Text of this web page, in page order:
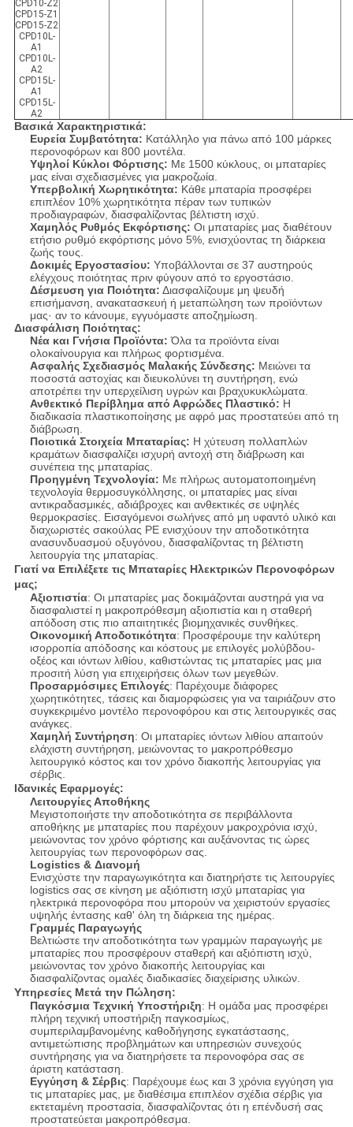
CPD10-Z2
CPD15-Z1
CPD15-Z2
CPD10L-
A1
CPD10L-
A2
CPD15L-
A1
CPD15L-
A2
Βασικά Χαρακτηριστικά:
Ευρεία Συμβατότητα: Κατάλληλο για πάνω από 100 μάρκες
περονοφόρων και 800 μοντέλα.
Υψηλοί Κύκλοι Φόρτισης: Με 1500 κύκλους, οι μπαταρίες
μας είναι σχεδιασμένες για μακροζωία.
Υπερβολική Χωρητικότητα: Κάθε μπαταρία προσφέρει
επιπλέον 10% χωρητικότητα πέραν των τυπικών
προδιαγραφών, διασφαλίζοντας βέλτιστη ισχύ.
Χαμηλός Ρυθμός Εκφόρτισης: Οι μπαταρίες μας διαθέτουν
ετήσιο ρυθμό εκφόρτισης μόνο 5%, ενισχύοντας τη διάρκεια
ζωής τους.
Δοκιμές Εργοστασίου: Υποβάλλονται σε 37 αυστηρούς
ελέγχους ποιότητας πριν φύγουν από το εργοστάσιο.
Δέσμευση για Ποιότητα: Διασφαλίζουμε μη ψευδή
επισήμανση, ανακατασκευή ή μεταπώληση των προϊόντων
μας· αν το κάνουμε, εγγυόμαστε αποζημίωση.
Διασφάλιση Ποιότητας:
Νέα και Γνήσια Προϊόντα: Όλα τα προϊόντα είναι
ολοκαίνουργια και πλήρως φορτισμένα.
Ασφαλής Σχεδιασμός Μαλακής Σύνδεσης: Μειώνει τα
ποσοστά αστοχίας και διευκολύνει τη συντήρηση, ενώ
αποτρέπει την υπερχείλιση υγρών και βραχυκυκλώματα.
Ανθεκτικό Περίβλημα από Αφρώδες Πλαστικό: Η
διαδικασία πλαστικοποίησης με αφρό μας προστατεύει από τη
διάβρωση.
Ποιοτικά Στοιχεία Μπαταρίας: Η χύτευση πολλαπλών
κραμάτων διασφαλίζει ισχυρή αντοχή στη διάβρωση και
συνέπεια της μπαταρίας.
Προηγμένη Τεχνολογία: Με πλήρως αυτοματοποιημένη
τεχνολογία θερμοσυγκόλλησης, οι μπαταρίες μας είναι
αντικραδασμικές, αδιάβροχες και ανθεκτικές σε υψηλές
θερμοκρασίες. Εισαγόμενοι σωλήνες από μη υφαντό υλικό και
διαχωριστές σακούλας PE ενισχύουν την αποδοτικότητα
ανασυνδυασμού οξυγόνου, διασφαλίζοντας τη βέλτιστη
λειτουργία της μπαταρίας.
Γιατί να Επιλέξετε τις Μπαταρίες Ηλεκτρικών Περονοφόρων
μας;
Αξιοπιστία: Οι μπαταρίες μας δοκιμάζονται αυστηρά για να
διασφαλιστεί η μακροπρόθεσμη αξιοπιστία και η σταθερή
απόδοση στις πιο απαιτητικές βιομηχανικές συνθήκες.
Οικονομική Αποδοτικότητα: Προσφέρουμε την καλύτερη
ισορροπία απόδοσης και κόστους με επιλογές μολύβδου-
οξέος και ιόντων λιθίου, καθιστώντας τις μπαταρίες μας μια
προσιτή λύση για επιχειρήσεις όλων των μεγεθών.
Προσαρμόσιμες Επιλογές: Παρέχουμε διάφορες
χωρητικότητες, τάσεις και διαμορφώσεις για να ταιριάζουν στο
συγκεκριμένο μοντέλο περονοφόρου και στις λειτουργικές σας
ανάγκες.
Χαμηλή Συντήρηση: Οι μπαταρίες ιόντων λιθίου απαιτούν
ελάχιστη συντήρηση, μειώνοντας το μακροπρόθεσμο
λειτουργικό κόστος και τον χρόνο διακοπής λειτουργίας για
σέρβις.
Ιδανικές Εφαρμογές:
Λειτουργίες Αποθήκης
Μεγιστοποιήστε την αποδοτικότητα σε περιβάλλοντα
αποθήκης με μπαταρίες που παρέχουν μακροχρόνια ισχύ,
μειώνοντας τον χρόνο φόρτισης και αυξάνοντας τις ώρες
λειτουργίας των περονοφόρων σας.
Logistics & Διανομή
Ενισχύστε την παραγωγικότητα και διατηρήστε τις λειτουργίες
logistics σας σε κίνηση με αξιόπιστη ισχύ μπαταρίας για
ηλεκτρικά περονοφόρα που μπορούν να χειριστούν εργασίες
υψηλής έντασης καθ' όλη τη διάρκεια της ημέρας.
Γραμμές Παραγωγής
Βελτιώστε την αποδοτικότητα των γραμμών παραγωγής με
μπαταρίες που προσφέρουν σταθερή και αξιόπιστη ισχύ,
μειώνοντας τον χρόνο διακοπής λειτουργίας και
διασφαλίζοντας ομαλές διαδικασίες διαχείρισης υλικών.
Υπηρεσίες Μετά την Πώληση:
Παγκόσμια Τεχνική Υποστήριξη: Η ομάδα μας προσφέρει
πλήρη τεχνική υποστήριξη παγκοσμίως,
συμπεριλαμβανομένης καθοδήγησης εγκατάστασης,
αντιμετώπισης προβλημάτων και υπηρεσιών συνεχούς
συντήρησης για να διατηρήσετε τα περονοφόρα σας σε
άριστη κατάσταση.
Εγγύηση & Σέρβις: Παρέχουμε έως και 3 χρόνια εγγύηση για
τις μπαταρίες μας, με διαθέσιμα επιπλέον σχέδια σέρβις για
εκτεταμένη προστασία, διασφαλίζοντας ότι η επένδυσή σας
προστατεύεται μακροπρόθεσμα.